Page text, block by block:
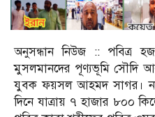
অনুসন্ধান নিউজ :: পবিত্র
মুসলমানদের পূণ্যভূমি সৌদি
যুবক ফয়সল আহমদ সাগর।
দিনে যাত্রায় ৭ হাজার ৮০০